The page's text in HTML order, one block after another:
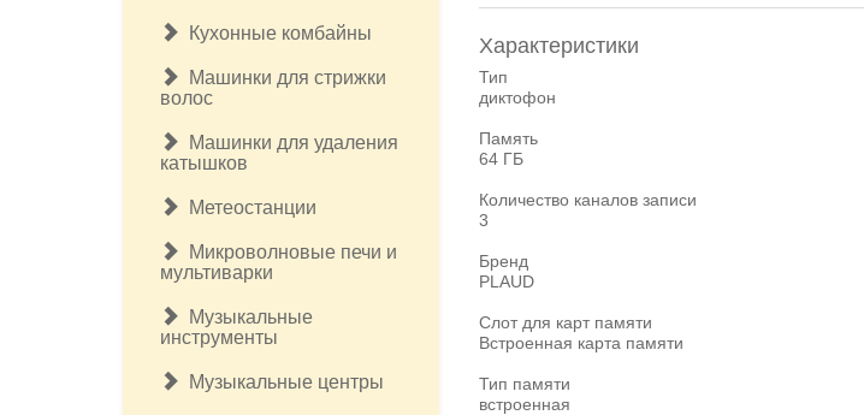
Кухонные комбайны
Машинки для стрижки
волос
Машинки для удаления
катышков
Метеостанции
Микроволновые печи и
мультиварки
Музыкальные
инструменты
Музыкальные центры
Характеристики
Тип
диктофон
Память
64 ГБ
Количество каналов записи
3
Бренд
PLAUD
Слот для карт памяти
Встроенная карта памяти
Тип памяти
встроенная